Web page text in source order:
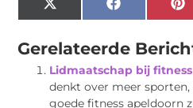
X
(Twitter)
Facebook
Gerelateerde
Lidmaatschap bij
denkt over meer
goede fitness apeldoorn